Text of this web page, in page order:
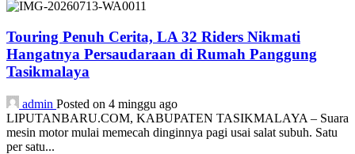
Touring Penuh Cerita, LA 32 Riders Nikmati
Hangatnya Persaudaraan di Rumah Panggung
Tasikmalaya
admin Posted on 4 minggu ago
LIPUTANBARU.COM, KABUPATEN TASIKMALAYA – Suara
mesin motor mulai memecah dinginnya pagi usai salat subuh. Satu
per satu...